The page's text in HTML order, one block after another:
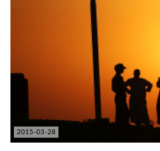
2015-03-28